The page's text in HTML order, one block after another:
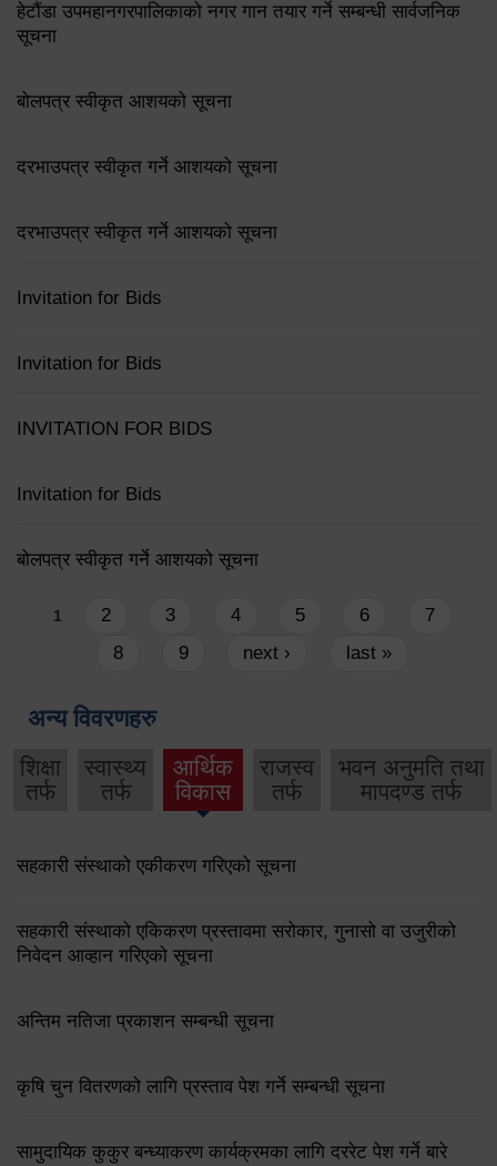
हेटौंडा उपमहानगरपालिकाको नगर गान तयार गर्ने सम्बन्धी सार्वजनिक
सूचना
बोलपत्र स्वीकृत आशयको सूचना
दरभाउपत्र स्वीकृत गर्ने आशयको सूचना
दरभाउपत्र स्वीकृत गर्ने आशयको सूचना
Invitation for Bids
Invitation for Bids
INVITATION FOR BIDS
Invitation for Bids
बोलपत्र स्वीकृत गर्ने आशयको सूचना
Pages
1 2 3 4 5 6
7
8
9 next › last »
अन्य विवरणहरु
शिक्षा
तर्फ
स्वास्थ्य
तर्फ
आर्थिक
विकास
राजस्व
तर्फ
भवन अनुमति तथा
मापदण्ड तर्फ
सहकारी संस्थाको एकीकरण गरिएको सूचना
सहकारी संस्थाको एकिकरण प्रस्तावमा सरोकार, गुनासो वा उजुरीको
निवेदन आव्हान गरिएको सूचना
अन्तिम नतिजा प्रकाशन सम्बन्धी सूचना
कृषि चुन वितरणको लागि प्रस्ताव पेश गर्ने सम्बन्धी सूचना
सामुदायिक कुकुर बन्ध्याकरण कार्यक्रमका लागि दररेट पेश गर्ने बारे